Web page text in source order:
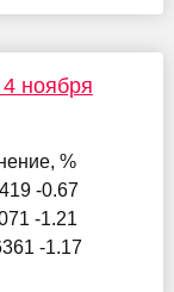
ноября
%
-0.67
-1.21
-1.17